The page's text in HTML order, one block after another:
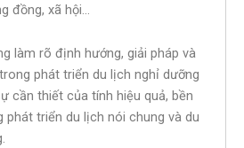
đồng, xã hội…
làm rõ định hướng, giải pháp và
phát triển du lịch nghỉ dưỡng
cần thiết của tính hiệu quả, bền
phát triển du lịch nói chung và du